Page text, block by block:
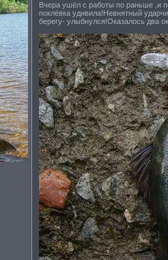
Вчера ушёл с работы по раньше ,и
поклёвка удивила!Невнятный
берегу- улыбнулся!Оказалось два